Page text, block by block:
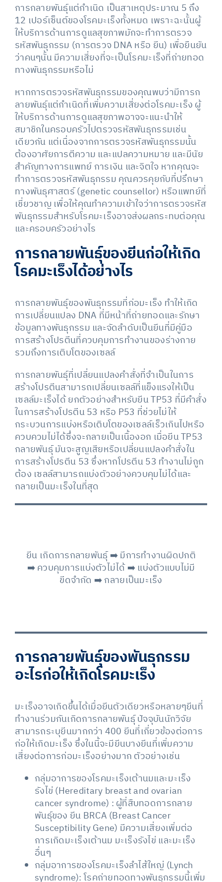
การกลายพันธ์ุแต่กำเนิด เป็นสาเหตุประมาณ 5 ถึง
12 เปอร์เซ็นต์ของโรคมะเร็งทั้งหมด เพราะฉะนั้นผู้
ให้บริการด้านการดูแลสุขภาพมักจะทำการตรวจ
รหัสพันธุกรรม (การตรวจ DNA หรือ ยีน) เพื่อยืนยัน
ว่าคนๆนั้น มีความเสี่ยงที่จะเป็นโรคมะเร็งที่ถ่ายทอด
ทางพันธุกรรมหรือไม่
หากการตรวจรหัสพันธุกรรมของคุณพบว่ามีการก
ลายพันธุ์แต่กำเนิดที่เพิ่มความเสี่ยงต่อโรคมะเร็ง ผู้
ให้บริการด้านการดูแลสุขภาพอาจจะแนะนำให้
สมาชิกในครอบครัวไปตรวจรหัสพันธุกรรมเช่น
เดียวกัน แต่เนื่องจากการตรวจรหัสพันธุกรรมนั้น
ต้องอาศัยการตีความ และแปลความหมาย และมีนัย
สำคัญทางการแพทย์ การเงิน และจิตใจ หากคุณจะ
ทำการตรวจรหัสพันธุกรรม คุณควรคุยกับที่ปรึกษา
ทางพันธุศาสตร์ (genetic counsellor) หรือแพทย์ที่
เชี่ยวชาญ เพื่อให้คุณทำความเข้าใจว่าการตรวจรหัส
พันธุกรรมสำหรับโรคมะเร็งอาจส่งผลกระทบต่อคุณ
และครอบครัวอย่างไร
การกลายพันธุ์ของยีนก่อให้เกิด
โรคมะเร็งได้อย่างไร
การกลายพันธุ์ของพันธุกรรมที่ก่อมะเร็ง ทำให้เกิด
การเปลี่ยนแปลง DNA ที่มีหน้าที่ถ่ายทอดและรักษา
ข้อมูลทางพันธุกรรม และจัดลำดับเป็นยีนที่มีคู่มือ
การสร้างโปรตีนที่ควบคุมการทำงานของร่างกาย
รวมถึงการเติบโตของเซลล์
การกลายพันธุ์ที่เปลี่ยนแปลงคำสั่งที่จำเป็นในการ
สร้างโปรตีนสามารถเปลี่ยนเซลล์ที่แข็งแรงให้เป็น
เซลล์มะเร็งได้ ยกตัวอย่างสำหรับยีน TP53 ที่มีคำสั่ง
ในการสร้างโปรตีน 53 หรือ P53 ที่ช่วยไม่ให้
กระบวนการแบ่งหรือเติบโตของเซลล์เร็วเกินไปหรือ
ควบควมไม่ได้ซึ่งจะกลายเป็นเนื้องอก เมื่อยีน TP53
กลายพันธุ์ มันจะสูญเสียหรือเปลี่ยนแปลงคำสั่งใน
การสร้างโปรตีน 53 ซึ่งหากโปรตีน 53 ทำงานไม่ถูก
ต้อง เซลล์สามารถแบ่งตัวอย่างควบคุมไม่ได้และ
กลายเป็นมะเร็งในที่สุด
ยีน เกิดการกลายพันธุ์ ➡️ มีการทำงานผิดปกติ
➡️ ควบคุมการแบ่งตัวไม่ได้ ➡️ แบ่งตัวแบบไม่มี
ขีดจำกัด ➡️ กลายเป็นมะเร็ง
การกลายพันธุ์ของพันธุกรรม
อะไรก่อให้เกิดโรคมะเร็ง
มะเร็งอาจเกิดขึ้นได้เมื่อยีนตัวเดียวหรือหลายๆยีนที่
ทำงานร่วมกันเกิดการกลายพันธุ์ ปัจจุบันนักวิจัย
สามารถระบุยีนมากกว่า 400 ยีนที่เกี่ยวข้องต่อการ
ก่อให้เกิดมะเร็ง ซึ่งในนี้จะมียีนบางยีนที่เพิ่มความ
เสี่ยงต่อการก่อมะเร็งอย่างมาก ตัวอย่างเช่น
กลุ่มอาการของโรคมะเร็งเต้านมและมะเร็ง
รังไข่ (Hereditary breast and ovarian
cancer syndrome) : ผู้ที่สืบทอดการกลาย
พันธุ์ของ ยีน BRCA (Breast Cancer
Susceptibility Gene) มีความเสี่ยงเพิ่มต่อ
การเกิดมะเร็งเต้านม มะเร็งรังไข่ และมะเร็ง
อื่นๆ
กลุ่มอาการของโรคมะเร็งลำไส้ใหญ่ (Lynch
syndrome): โรคถ่ายทอดทางพันธุกรรมนี้เพิ่ม